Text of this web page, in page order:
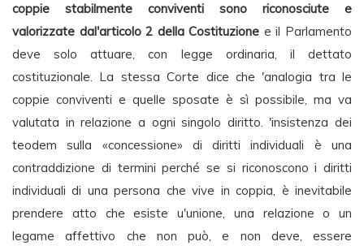
coppie stabilmente conviventi sono riconosciute e
valorizzate dal'articolo 2 della Costituzione e il Parlamento
deve solo attuare, con legge ordinaria, il dettato
costituzionale. La stessa Corte dice che 'analogia tra le
coppie conviventi e quelle sposate è sì possibile, ma va
valutata in relazione a ogni singolo diritto. 'insistenza dei
teodem sulla «concessione» di diritti individuali è una
contraddizione di termini perché se si riconoscono i diritti
individuali di una persona che vive in coppia, è inevitabile
prendere atto che esiste u'unione, una relazione o un
legame affettivo che non può, e non deve, essere